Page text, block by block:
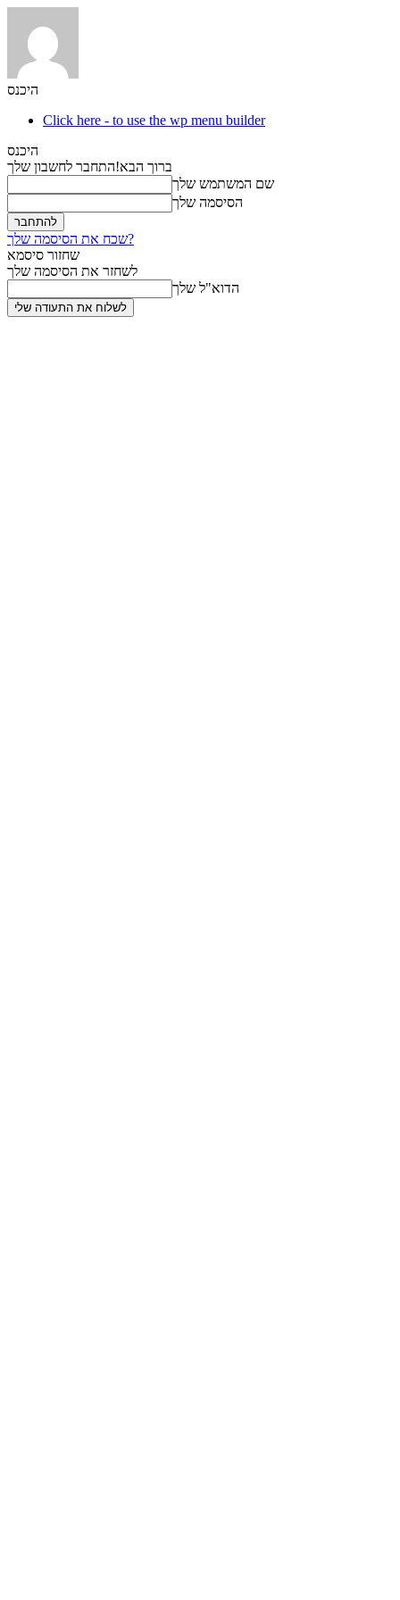
היכנס
Click here - to use the wp menu builder
היכנס
ברוך הבא!התחבר לחשבון שלך
שם המשתמש שלך
הסיסמה שלך
שכח את הסיסמה שלך?
שחזור סיסמא
לשחזר את הסיסמה שלך
הדוא"ל שלך